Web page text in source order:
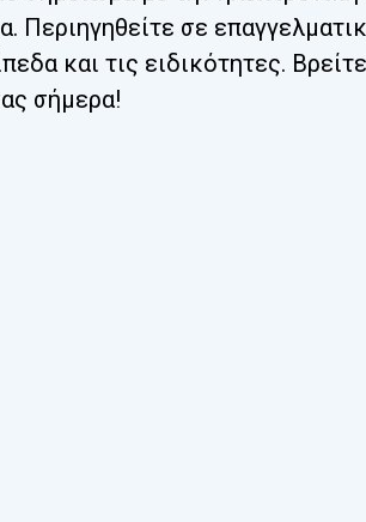
Περιηγηθείτε σε
και τις ειδικότητες.
σήμερα!